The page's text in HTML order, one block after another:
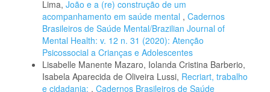
Lima, João e a (re) construção de um
acompanhamento em saúde mental , Cadernos
Brasileiros de Saúde Mental/Brazilian Journal of
Mental Health: v. 12 n. 31 (2020): Atenção
Psicossocial a Crianças e Adolescentes
Lisabelle Manente Mazaro, Iolanda Cristina Barberio,
Isabela Aparecida de Oliveira Lussi, Recriart, trabalho
e cidadania: , Cadernos Brasileiros de Saúde